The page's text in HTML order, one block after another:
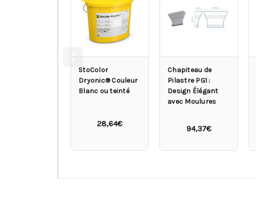
StoColor
Dryonic® Couleur
Blanc ou teinté
28,64€
Chapiteau de
Pilastre PG1 :
Design Élégant
avec Moulures
94,37€